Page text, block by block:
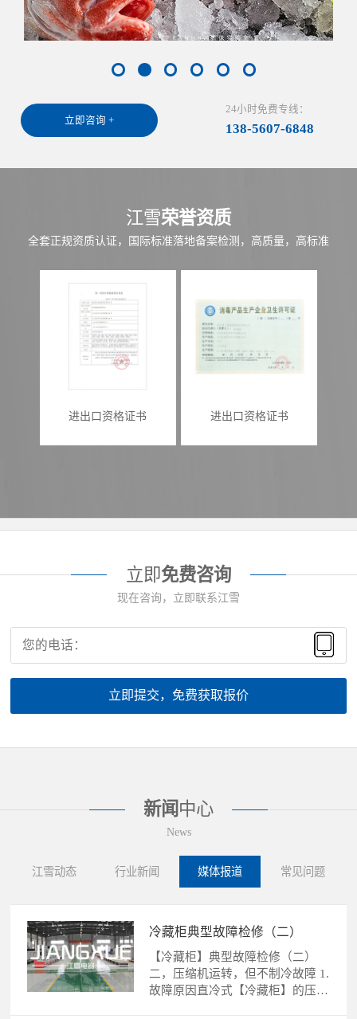
立即咨询 +
24小时免费专线：
138-5607-6848
江雪荣誉资质
全套正规资质认证，国际标准落地备案检测，高质量，高标准
进出口资格证书 进出口资格证书
立即免费咨询
现在咨询，立即联系江雪
立即提交，免费获取报价
新闻 中心
News
江雪动态 行业新闻 媒体报道 常见问题
冷藏柜典型故障检修（二）
【冷藏柜】典型故障检修（二）
二，压缩机运转，但不制冷故障 1.
故障原因直冷式【冷藏柜】的压缩